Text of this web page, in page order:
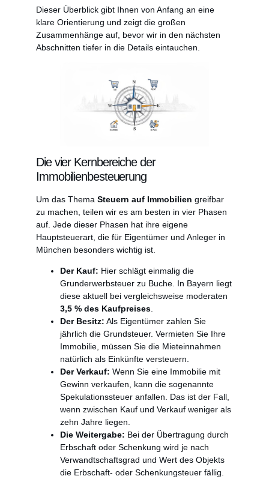
Dieser Überblick gibt Ihnen von Anfang an eine
klare Orientierung und zeigt die großen
Zusammenhänge auf, bevor wir in den nächsten
Abschnitten tiefer in die Details eintauchen.
Die vier Kernbereiche der
Immobilienbesteuerung
Um das Thema Steuern auf Immobilien greifbar
zu machen, teilen wir es am besten in vier Phasen
auf. Jede dieser Phasen hat ihre eigene
Hauptsteuerart, die für Eigentümer und Anleger in
München besonders wichtig ist.
Der Kauf: Hier schlägt einmalig die
Grunderwerbsteuer zu Buche. In Bayern liegt
diese aktuell bei vergleichsweise moderaten
3,5 % des Kaufpreises.
Der Besitz: Als Eigentümer zahlen Sie
jährlich die Grundsteuer. Vermieten Sie Ihre
Immobilie, müssen Sie die Mieteinnahmen
natürlich als Einkünfte versteuern.
Der Verkauf: Wenn Sie eine Immobilie mit
Gewinn verkaufen, kann die sogenannte
Spekulationssteuer anfallen. Das ist der Fall,
wenn zwischen Kauf und Verkauf weniger als
zehn Jahre liegen.
Die Weitergabe: Bei der Übertragung durch
Erbschaft oder Schenkung wird je nach
Verwandtschaftsgrad und Wert des Objekts
die Erbschaft- oder Schenkungsteuer fällig.